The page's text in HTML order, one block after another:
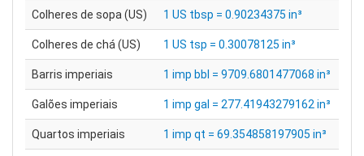
Colheres de sopa (US) 1 US tbsp = 0.90234375 in³
Colheres de chá (US) 1 US tsp = 0.30078125 in³
Barris imperiais 1 imp bbl = 9709.6801477068 in³
Galões imperiais 1 imp gal = 277.41943279162 in³
Quartos imperiais 1 imp qt = 69.354858197905 in³